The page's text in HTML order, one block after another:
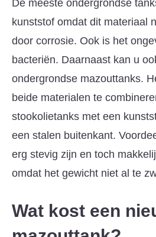
De meeste ondergrondse
kunststof omdat dit materiaal
door corrosie. Ook is het
bacteriën. Daarnaast kan u
ondergrondse mazouttanks.
beide materialen te
stookolietanks met een
een stalen buitenkant.
erg stevig zijn en toch
omdat het gewicht niet al te
Wat kost een